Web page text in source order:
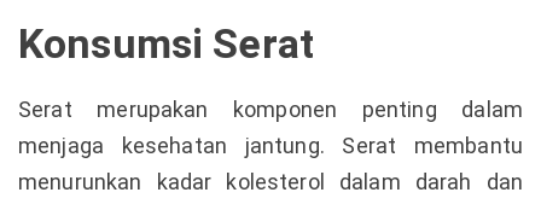
Konsumsi Serat
Serat merupakan komponen penting dalam
menjaga kesehatan jantung. Serat membantu
menurunkan kadar kolesterol dalam darah dan